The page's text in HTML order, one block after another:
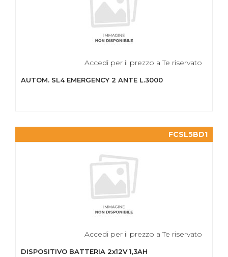
Accedi per il prezzo a Te riservato
AUTOM. SL4 EMERGENCY 2 ANTE L.3000
FCSL5BD1
Accedi per il prezzo a Te riservato
DISPOSITIVO BATTERIA 2x12V 1,3AH